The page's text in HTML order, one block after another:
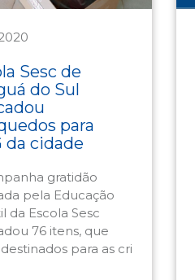
Sesc de
do Sul
para
da cidade
gratidão
pela Educação
da Escola Sesc
76 itens, que
para as cri